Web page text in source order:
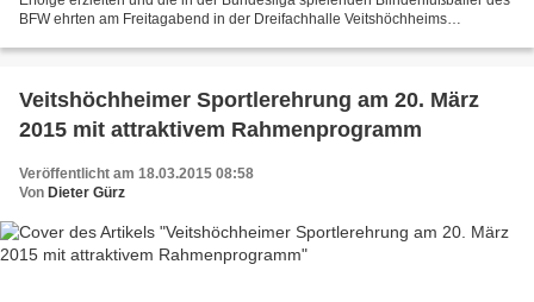
BFW ehrten am Freitagabend in der Dreifachhalle Veitshöchheims
Veitshöchheimer Sportlerehrung am 20. März
2015 mit attraktivem Rahmenprogramm
Veröffentlicht am 18.03.2015 08:58
Von Dieter Gürz